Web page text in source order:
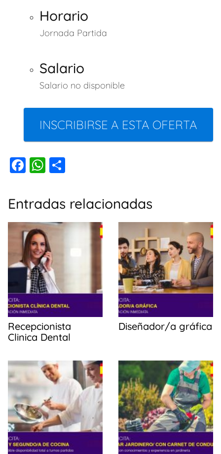
Horario
Jornada Partida
Salario
Salario no disponible
INSCRIBIRSE A ESTA OFERTA
F
c
e
b
o
o
k
W
at
s
A
p
p
m
p
ar
tir
Entradas relacionadas
Recepcionista
Clinica Dental
Diseñador/a gráfica